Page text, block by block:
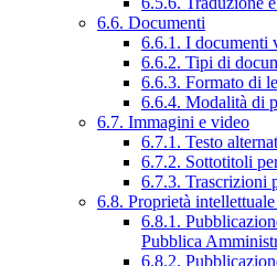
6.6. Documenti
6.6.1. I documenti
6.6.2. Tipi di
6.6.3. Formato di
6.6.4. Modalità di
6.7. Immagini e video
6.7.1. Testo
6.7.2. Sottotitoli
6.7.3. Trascrizioni
6.8. Proprietà
6.8.1.
Pubblica
6.8.2.